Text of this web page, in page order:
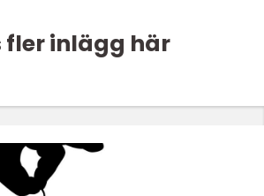
fler inlägg här